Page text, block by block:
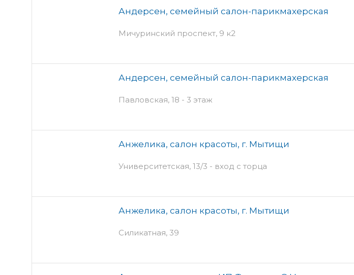
Андерсен, семейный салон-парикмахерская
Мичуринский проспект, 9 к2
Андерсен, семейный салон-парикмахерская
Павловская, 18 - 3 этаж
Анжелика, салон красоты, г. Мытищи
Университетская, 13/3 - вход с торца
Анжелика, салон красоты, г. Мытищи
Силикатная, 39